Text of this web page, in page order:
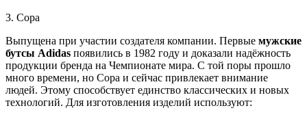
3. Copa
Выпущена при участии создателя компании. Первые мужские
бутсы Adidas появились в 1982 году и доказали надёжность
продукции бренда на Чемпионате мира. С той поры прошло
много времени, но Copa и сейчас привлекает внимание
людей. Этому способствует единство классических и новых
технологий. Для изготовления изделий используют: